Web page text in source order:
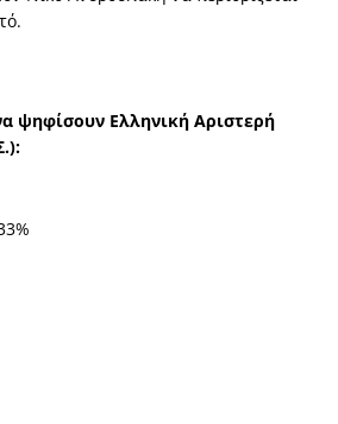
ψηφίσουν Ελληνική Αριστερή